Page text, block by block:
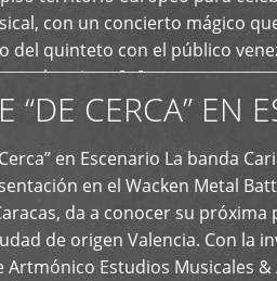
con un concierto mágico
del quinteto con el público
que los sigue […]
“DE CERCA” EN
en Escenario La banda
en el Wacken Metal
da a conocer su próxima
de origen Valencia. Con la
Artmónico Estudios Musicales